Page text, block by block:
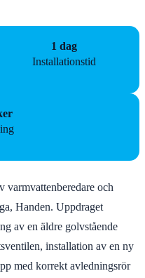
1 dag
Installationstid
varmvattenberedare och
Handen. Uppdraget
av en äldre golvstående
installation av en ny
med korrekt avledningsrör